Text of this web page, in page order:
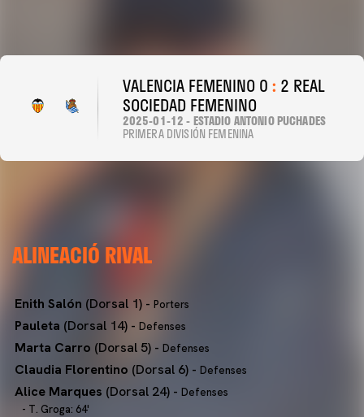
VALENCIA FEMENINO 0 : 2 REAL
SOCIEDAD FEMENINO
2025-01-12 - ESTADIO ANTONIO PUCHADES
PRIMERA DIVISIÓN FEMENINA
ALINEACIÓ RIVAL
Enith Salón (Dorsal 1) - Porters
Pauleta (Dorsal 14) - Defenses
Marta Carro (Dorsal 5) - Defenses
Claudia Florentino (Dorsal 6) - Defenses
Alice Marques (Dorsal 24) - Defenses
- T. Groga: 64'